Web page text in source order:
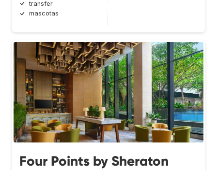
transfer
mascotas
Four Points by Sheraton